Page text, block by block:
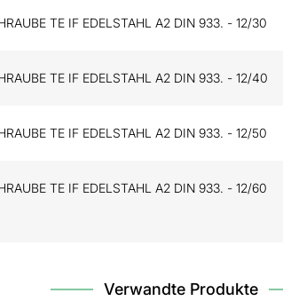
TE IF EDELSTAHL A2 DIN 933. - 12/30
TE IF EDELSTAHL A2 DIN 933. - 12/40
TE IF EDELSTAHL A2 DIN 933. - 12/50
TE IF EDELSTAHL A2 DIN 933. - 12/60
Verwandte Produkte